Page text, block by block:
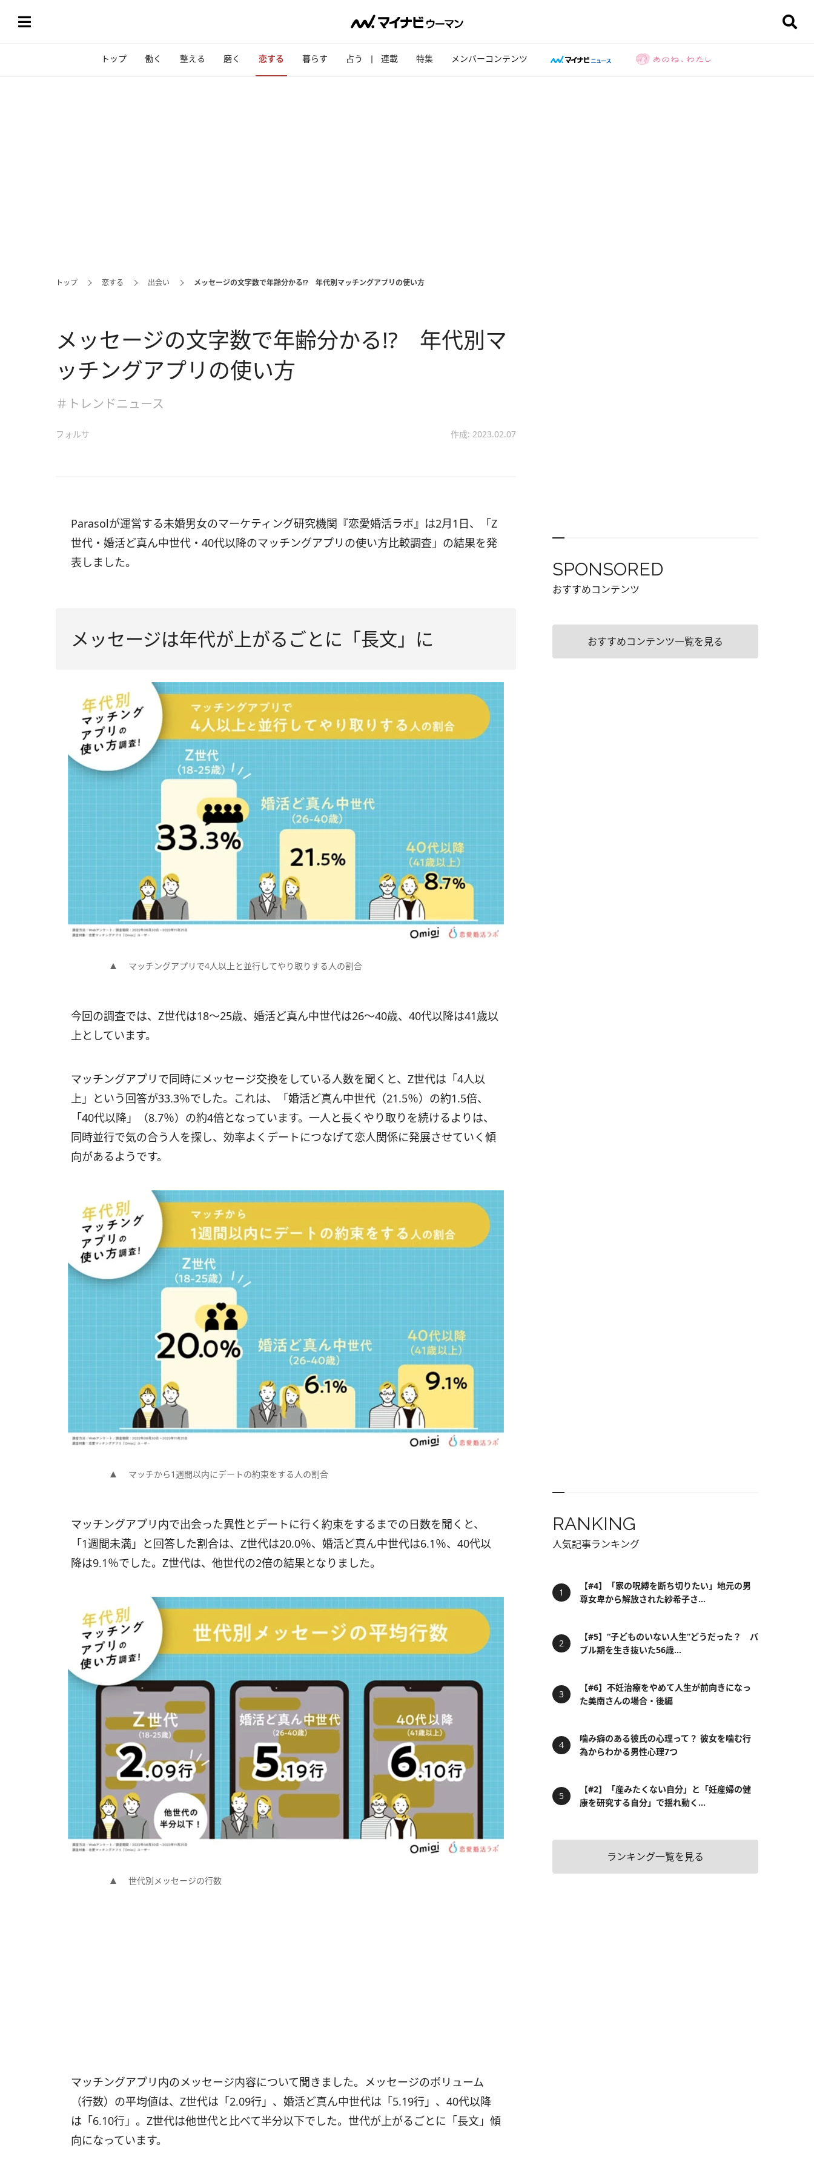
トップ 働く 整える 磨く 恋する 暮らす 占う 連載 特集 メンバーコンテンツ
トップ 恋する 出会い メッセージの文字数で年齢分かる!? 年代別マッチングアプリの使い方
メッセージの文字数で年齢分かる!? 年代別マ
ッチングアプリの使い方
＃トレンドニュース
フォルサ 作成: 2023.02.07
Parasolが運営する未婚男女のマーケティング研究機関『恋愛婚活ラボ』は2月1日、「Z
世代・婚活ど真ん中世代・40代以降のマッチングアプリの使い方比較調査」の結果を発
表しました。
メッセージは年代が上がるごとに「長文」に
マッチングアプリで4人以上と並行してやり取りする人の割合
今回の調査では、Z世代は18～25歳、婚活ど真ん中世代は26～40歳、40代以降は41歳以
上としています。
マッチングアプリで同時にメッセージ交換をしている人数を聞くと、Z世代は「4人以
上」という回答が33.3％でした。これは、「婚活ど真ん中世代（21.5％）の約1.5倍、
「40代以降」（8.7％）の約4倍となっています。一人と長くやり取りを続けるよりは、
同時並行で気の合う人を探し、効率よくデートにつなげて恋人関係に発展させていく傾
向があるようです。
マッチから1週間以内にデートの約束をする人の割合
マッチングアプリ内で出会った異性とデートに行く約束をするまでの日数を聞くと、
「1週間未満」と回答した割合は、Z世代は20.0％、婚活ど真ん中世代は6.1％、40代以
降は9.1％でした。Z世代は、他世代の2倍の結果となりました。
世代別メッセージの行数
マッチングアプリ内のメッセージ内容について聞きました。メッセージのボリューム
（行数）の平均値は、Z世代は「2.09行」、婚活ど真ん中世代は「5.19行」、40代以降
は「6.10行」。Z世代は他世代と比べて半分以下でした。世代が上がるごとに「長文」傾
向になっています。
SPONSORED
おすすめコンテンツ
おすすめコンテンツ一覧を見る
RANKING
人気記事ランキング
【#4】「家の呪縛を断ち切りたい」地元の男
尊女卑から解放された紗希子さ...
【#5】“子どものいない人生”どうだった？ バ
ブル期を生き抜いた56歳...
【#6】不妊治療をやめて人生が前向きになっ
た美南さんの場合・後編
噛み癖のある彼氏の心理って？ 彼女を噛む行
為からわかる男性心理7つ
【#2】「産みたくない自分」と「妊産婦の健
康を研究する自分」で揺れ動く...
ランキング一覧を見る